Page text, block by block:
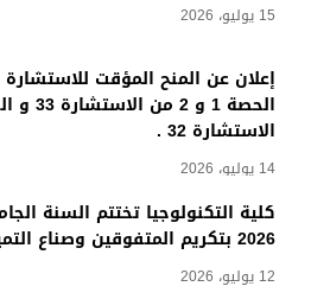
15 يوليو، 2026
الاستشارة 32 .
14 يوليو، 2026
2026 بتكريم المتفوقين وصناع التميز
12 يوليو، 2026